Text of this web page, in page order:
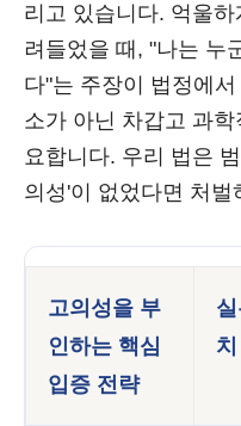
리고 있습니다. 억울
려들었을 때, "나는 누
다"는 주장이 법정에
소가 아닌 차갑고 과
요합니다. 우리 법은
의성'이 없었다면 처
고의성을 부
인하는 핵심
입증 전략
치